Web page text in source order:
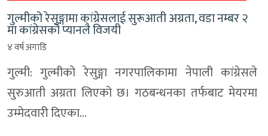
गुल्मीको रेसुङ्गामा कांग्रेसलाई सुरूआती अग्रता, वडा नम्बर २
मा कांग्रेसको प्यानलै विजयी
४ वर्ष अगाडि
गुल्मी: गुल्मीको रेसुङ्गा नगरपालिकामा नेपाली कांग्रेसले
सुरुआती अग्रता लिएको छ। गठबन्धनका तर्फबाट मेयरमा
उम्मेदवारी दिएका…